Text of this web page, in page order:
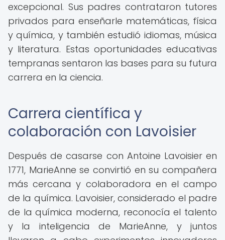
excepcional. Sus padres contrataron tutores
privados para enseñarle matemáticas, física
y química, y también estudió idiomas, música
y literatura. Estas oportunidades educativas
tempranas sentaron las bases para su futura
carrera en la ciencia.
Carrera científica y
colaboración con Lavoisier
Después de casarse con Antoine Lavoisier en
1771, MarieAnne se convirtió en su compañera
más cercana y colaboradora en el campo
de la química. Lavoisier, considerado el padre
de la química moderna, reconocía el talento
y la inteligencia de MarieAnne, y juntos